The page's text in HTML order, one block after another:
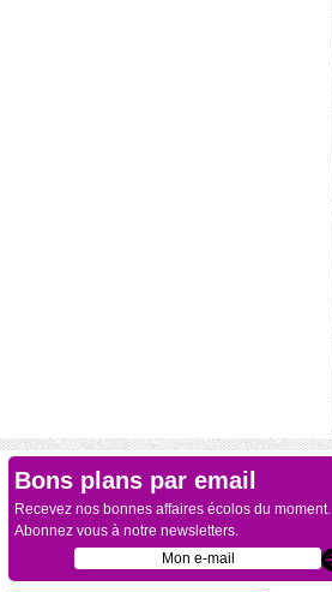
Bons plans par email
Recevez nos bonnes affaires écolos du moment.
Abonnez vous à notre newsletters.